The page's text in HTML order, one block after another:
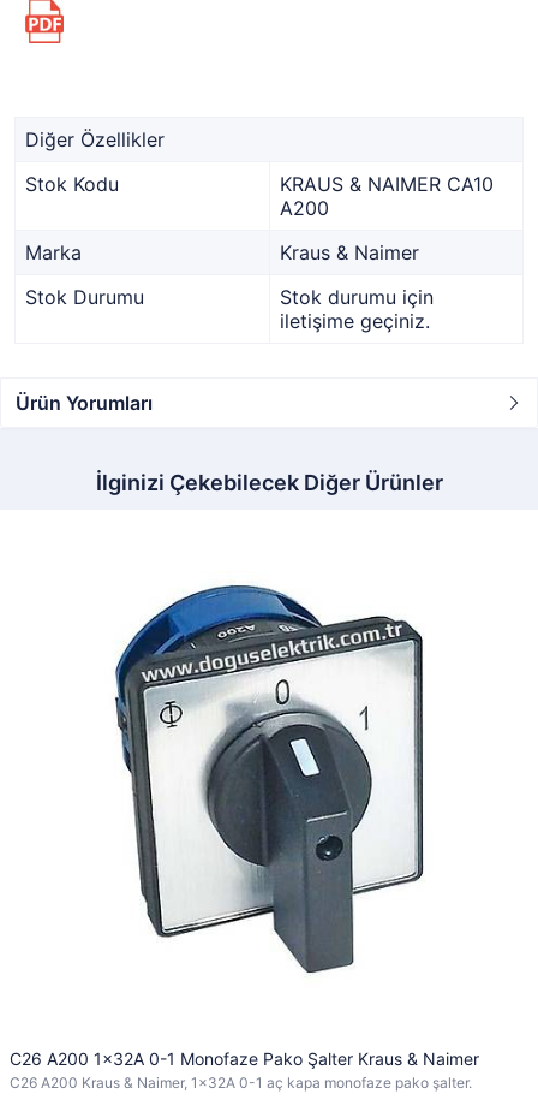
Diğer Özellikler
Stok Kodu
KRAUS & NAIMER CA10
A200
Marka
Kraus & Naimer
Stok Durumu
Stok durumu için
iletişime geçiniz.
Ürün Yorumları
İlginizi Çekebilecek Diğer Ürünler
C26 A200 1x32A 0-1 Monofaze Pako Şalter Kraus & Naimer
C26 A200 Kraus & Naimer, 1x32A 0-1 aç kapa monofaze pako şalter.